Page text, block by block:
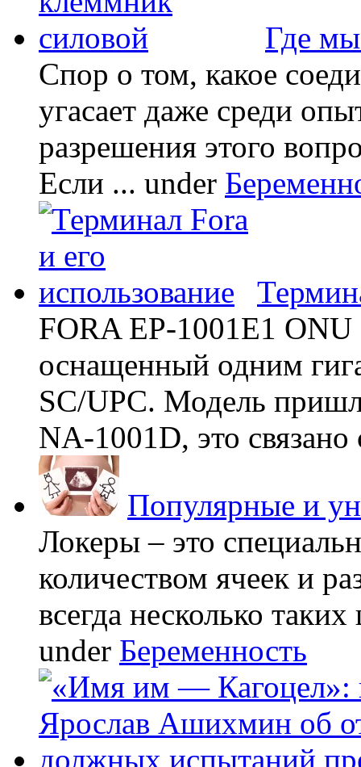
Где
Спор о том, какое
угасает даже среди
разрешения этого
Если ... under
FORA EP-1001E1 ONU
оснащенный одним
SC/UPC. Модель
NA-1001D, это связано
Популярные и
Локеры – это
количеством ячеек и
всегда несколько
under Беременность